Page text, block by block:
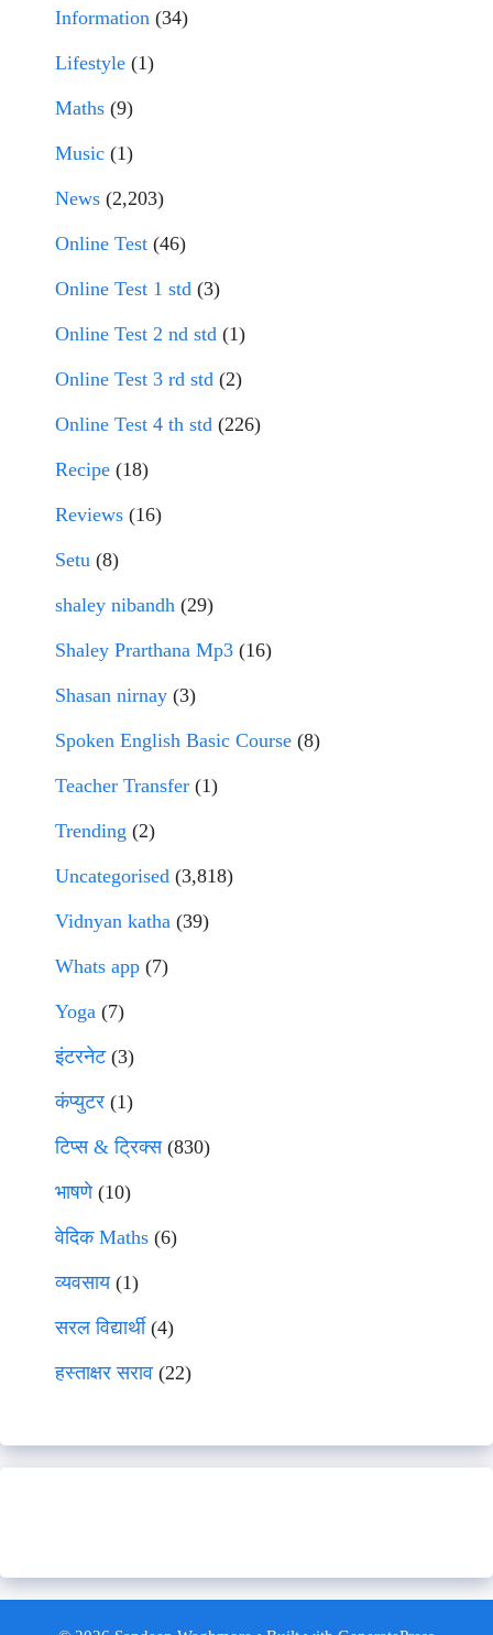
Information (34)
Lifestyle (1)
Maths (9)
Music (1)
News (2,203)
Online Test (46)
Online Test 1 std (3)
Online Test 2 nd std (1)
Online Test 3 rd std (2)
Online Test 4 th std (226)
Recipe (18)
Reviews (16)
Setu (8)
shaley nibandh (29)
Shaley Prarthana Mp3 (16)
Shasan nirnay (3)
Spoken English Basic Course (8)
Teacher Transfer (1)
Trending (2)
Uncategorised (3,818)
Vidnyan katha (39)
Whats app (7)
Yoga (7)
इंटरनेट(3)
कंप्युटर (1)
टिप्स & ट्रिक्स(830)
भाषणे(10)
वेदिक Maths (6)
व्यवसाय(1)
सरल विद्यार्थी(4)
हस्ताक्षर सराव (22)